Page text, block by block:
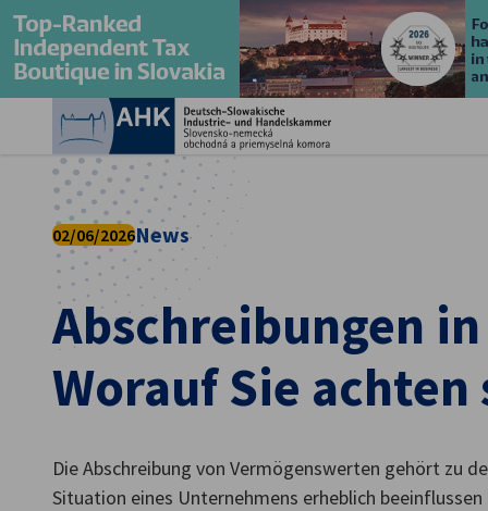
German
Abschreibungen
Worauf Sie
02/06/2026News
Die Abschreibung von Vermögenswerten gehört zu
Situation eines Unternehmens erheblich